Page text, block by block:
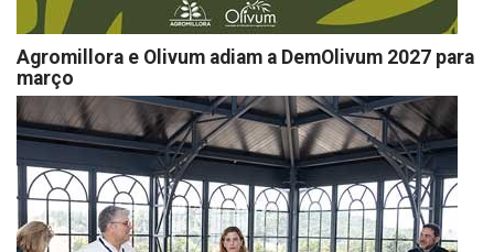
Agromillora e Olivum adiam a DemOlivum 2027 para
março